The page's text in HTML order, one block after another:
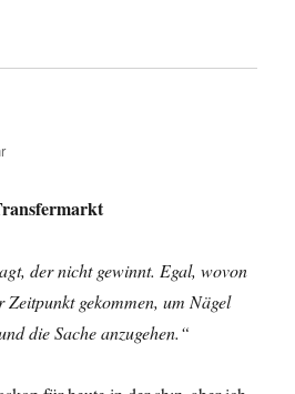
der nicht gewinnt. Egal, wovon
Zeitpunkt gekommen, um Nägel
die Sache anzugehen.“